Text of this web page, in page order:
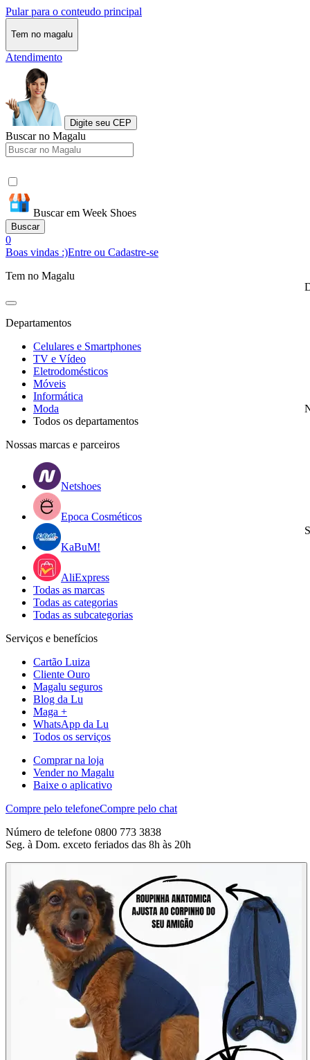
Pular para o conteudo principal
Tem no magalu
Atendimento
Digite seu CEP
Buscar no Magalu
Buscar em Week Shoes
Buscar
0
Boas vindas :)Entre ou Cadastre-se
Tem no Magalu
Departamentos
Celulares e Smartphones
TV e Vídeo
Eletrodomésticos
Móveis
Informática
Moda
Todos os departamentos
Nossas marcas e parceiros
Netshoes
Epoca Cosméticos
KaBuM!
AliExpress
Todas as marcas
Todas as categorias
Todas as subcategorias
Serviços e benefícios
Cartão Luiza
Cliente Ouro
Magalu seguros
Blog da Lu
Maga +
WhatsApp da Lu
Todos os serviços
Comprar na loja
Vender no Magalu
Baixe o aplicativo
Compre pelo telefoneCompre pelo chat
Número de telefone 0800 773 3838
Seg. à Dom. exceto feriados das 8h às 20h